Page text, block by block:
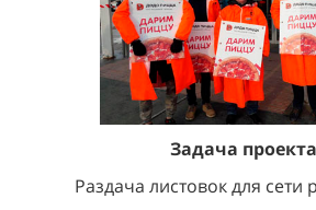
Задача
Раздача листовок для сети